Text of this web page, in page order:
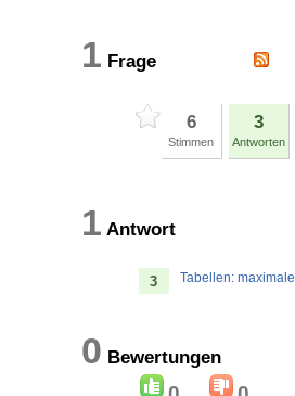
1 Frage
6
Stimmen
3
Antworten
1 Antwort
3 Tabellen:
0